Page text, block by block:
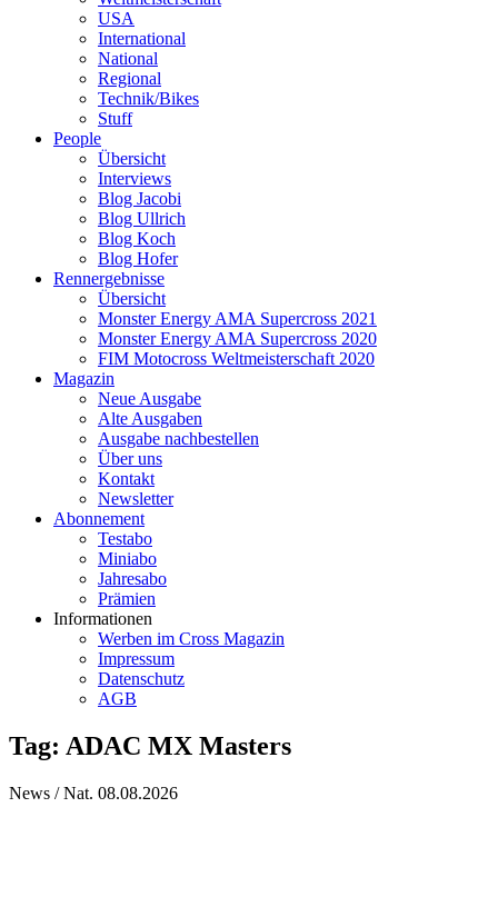
USA
International
National
Regional
Technik/Bikes
Stuff
People
Übersicht
Interviews
Blog Jacobi
Blog Ullrich
Blog Koch
Blog Hofer
Rennergebnisse
Übersicht
Monster Energy AMA Supercross 2021
Monster Energy AMA Supercross 2020
FIM Motocross Weltmeisterschaft 2020
Magazin
Neue Ausgabe
Alte Ausgaben
Ausgabe nachbestellen
Über uns
Kontakt
Newsletter
Abonnement
Testabo
Miniabo
Jahresabo
Prämien
Informationen
Werben im Cross Magazin
Impressum
Datenschutz
AGB
Tag: ADAC MX Masters
News / Nat. 08.08.2026